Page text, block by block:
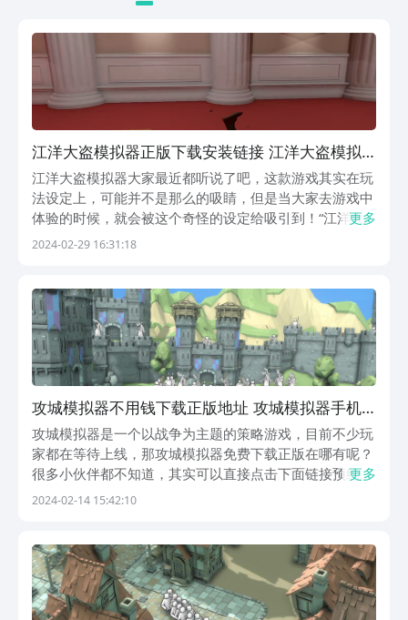
江洋大盗模拟器正版下载安装链接 江洋大盗模拟
器正版下载链接
江洋大盗模拟器大家最近都听说了吧，这款游戏其实在玩
法设定上，可能并不是那么的吸睛，但是当大家去游戏中
体验的时候，就会被这个奇怪的设定给吸引到！“江洋大
盗模拟器正版下载地址”也是小编这一次要给大家详细分
洋...
更多
2024-02-29 16:31:18
攻城模拟器不用钱下载正版地址 攻城模拟器手机
版下载推荐
攻城模拟器是一个以战争为主题的策略游戏，目前不少玩
家都在等待上线，那攻城模拟器免费下载正版在哪有呢？
很多小伙伴都不知道，其实可以直接点击下面链接预约，
有重要的游戏信息，比如游戏的公测时间都会提醒大家去
更多
2024-02-14 15:42:10